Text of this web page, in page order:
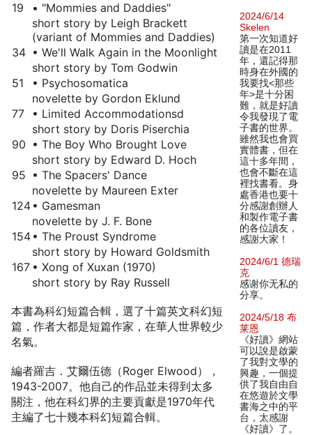
19
• "Mommies and Daddies"
short story by Leigh Brackett
(variant of Mommies and Daddies)
34 • We'll Walk Again in the Moonlight
short story by Tom Godwin
51
• Psychosomatica
novelette by Gordon Eklund
77
• Limited Accommodationsd
short story by Doris Piserchia
90 • The Boy Who Brought Love
short story by Edward D. Hoch
95 • The Spacers' Dance
novelette by Maureen Exter
124 • Gamesman
novelette by J. F. Bone
154 • The Proust Syndrome
short story by Howard Goldsmith
167 • Xong of Xuxan (1970)
short story by Ray Russell
本書為科幻短篇合輯，選了十篇英文科幻短
篇，作者大都是短篇作家，在華人世界較少
名氣。
編者羅吉．艾爾伍德（Roger Elwood），
1943-2007。他自己的作品並未得到太多
關注，他在科幻界的主要貢獻是1970年代
主編了七十幾本科幻短篇合輯。
2024/6/14
Skelen
第一次知道好
讀是在2011
年，還記得那
時身在外國的
我要找<那些
年>是十分困
難，就是好讀
令我發現了電
子書的世界。
雖然我也會買
實體書，但在
這十多年間，
也會不斷在這
裡找書看。身
處香港也要十
分感謝創辦人
和製作電子書
的各位讀友，
感謝大家！
2024/6/1 德瑞
克
感谢你无私的
分享。
2024/5/18 布
莱恩
《好讀》網站
可以說是啟蒙
了我對文學的
興趣，一個提
供了我自由自
在悠遊於文學
書海之中的平
台，太感謝
《好讀》了。